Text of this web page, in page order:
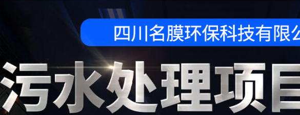
182...
70吨气浮机产品参数表已发送
阿坝州（杨经理）30分钟前 136... 5吨小型污水处理设备合同已签订
凉山州（李经理）2个小时前
30吨医疗污水处理设备咨询已完成
155... 1000吨污水处理厂咨询已完成
资阳（范女士）1天前 138... 10吨豆制品污水一体化设备已发货
乐山（马总）15分钟前
152...
50吨养猪污水处理报价表已发送
成都（吴经理）1天前 159... 100吨脱硫污水处理设备报价单已发送